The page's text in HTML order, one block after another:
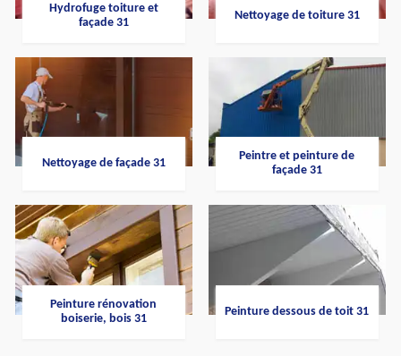
Hydrofuge toiture et
façade 31
Nettoyage de toiture 31
Nettoyage de façade 31
Peintre et peinture de
façade 31
Peinture rénovation
boiserie, bois 31
Peinture dessous de toit 31